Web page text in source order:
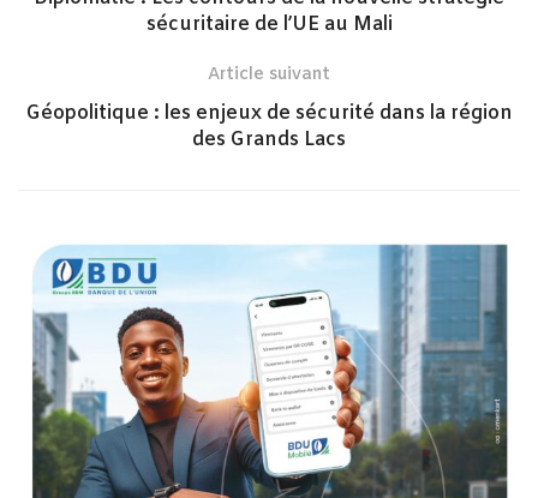
sécuritaire de l’UE au Mali
Article suivant
Géopolitique : les enjeux de sécurité dans la région
des Grands Lacs